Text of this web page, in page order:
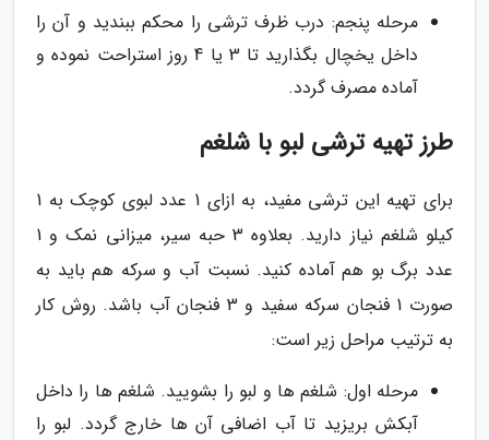
مرحله پنجم: درب ظرف ترشی را محکم ببندید و آن را
داخل یخچال بگذارید تا 3 یا 4 روز استراحت نموده و
آماده مصرف گردد.
طرز تهیه ترشی لبو با شلغم
برای تهیه این ترشی مفید، به ازای 1 عدد لبوی کوچک به 1
کیلو شلغم نیاز دارید. بعلاوه 3 حبه سیر، میزانی نمک و 1
عدد برگ بو هم آماده کنید. نسبت آب و سرکه هم باید به
صورت 1 فنجان سرکه سفید و 3 فنجان آب باشد. روش کار
به ترتیب مراحل زیر است:
مرحله اول: شلغم ها و لبو را بشویید. شلغم ها را داخل
آبکش بریزید تا آب اضافی آن ها خارج گردد. لبو را